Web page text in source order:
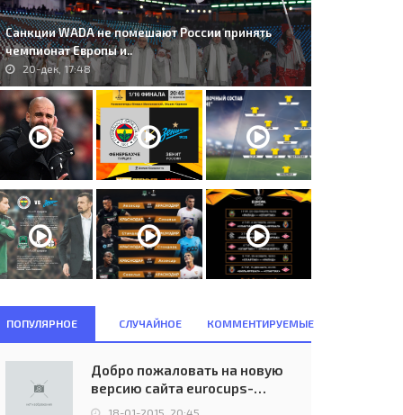
Санкции WADA не помешают России принять
чемпионат Европы и..
20-дек, 17:48
ПОПУЛЯРНОЕ СЛУЧАЙНОЕ КОММЕНТИРУЕМЫЕ
Добро пожаловать на новую
версию сайта eurocups-
uefa.ru
18-01-2015, 20:45